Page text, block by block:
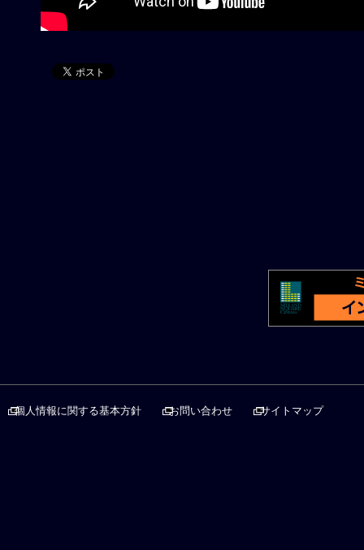
個人情報に関する基本方針 お問い合わせ サイトマップ